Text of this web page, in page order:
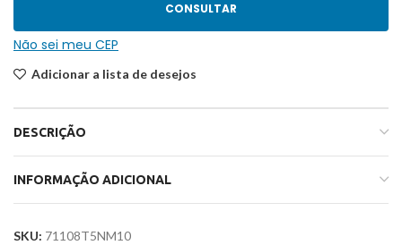
CONSULTAR
Não sei meu CEP
Adicionar a lista de desejos
DESCRIÇÃO
INFORMAÇÃO ADICIONAL
SKU: 71108T5NM10